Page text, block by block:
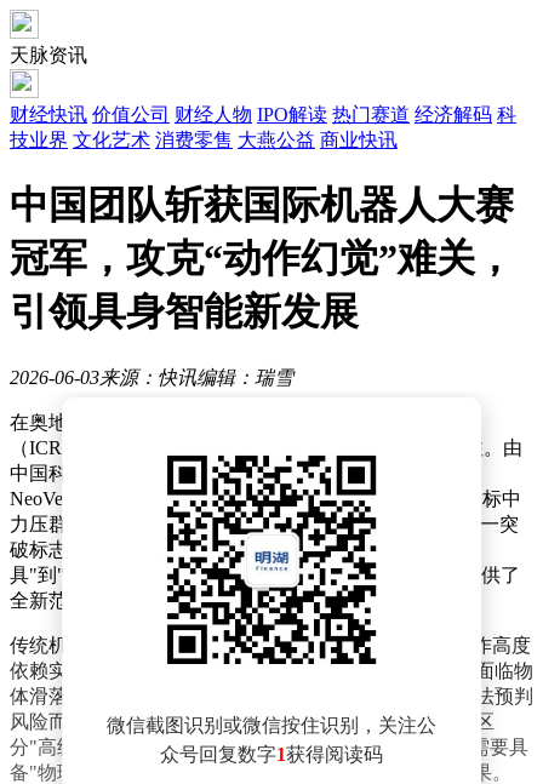
天脉资讯
财经快讯 价值公司 财经人物 IPO解读 热门赛道 经济解码 科
技业界 文化艺术 消费零售 大燕公益 商业快讯
中国团队斩获国际机器人大赛
冠军，攻克“动作幻觉”难关，
引领具身智能新发展
2026-06-03来源：快讯编辑：瑞雪
在奥地利维也纳落幕的2026年国际机器人与自动化会议
（ICRA）上，一场关于具身智能的全球性较量引发关注。由
中国科学院自动化研究所模式识别实验室牵头研发的
NeoVerse-ABot模型，在图像质量与动作跟随两大核心指标中
力压群雄，以0.829分的成绩登顶世界模型赛道冠军。这一突
破标志着中国团队在机器人智能领域实现了从"执行工
具"到"智能体"的关键跨越，为全球具身智能技术发展提供了
全新范式。
传统机器人长期受困于"所见即所行"的机械模式，其操作高度
依赖实时视觉反馈，却缺乏对物理世界的理解能力。当面临物
体滑落、轨迹偏移等复杂场景时，这类机器人往往因无法预判
风险而出现操作失误。研究团队指出，这种局限性正是区
分"高级机器"与"智能体"的核心差异——真正的智能体需要具
备"物理想象力"，能在行动前通过内部模拟推演行为后果。
微信截图识别或微信按住识别，关注公
众号回复数字1获得阅读码